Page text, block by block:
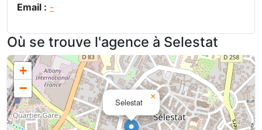
Email : -
Où se trouve l'agence à Selestat
Selestat
×
+
−